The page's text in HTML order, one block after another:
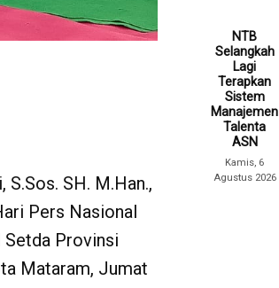
SH. M.Han.,
Pers Nasional
Setda Provinsi
Mataram, Jumat
NTB
Selangkah
Lagi
Terapkan
Sistem
Manajemen
Talenta
ASN
Kamis, 6
Agustus 2026